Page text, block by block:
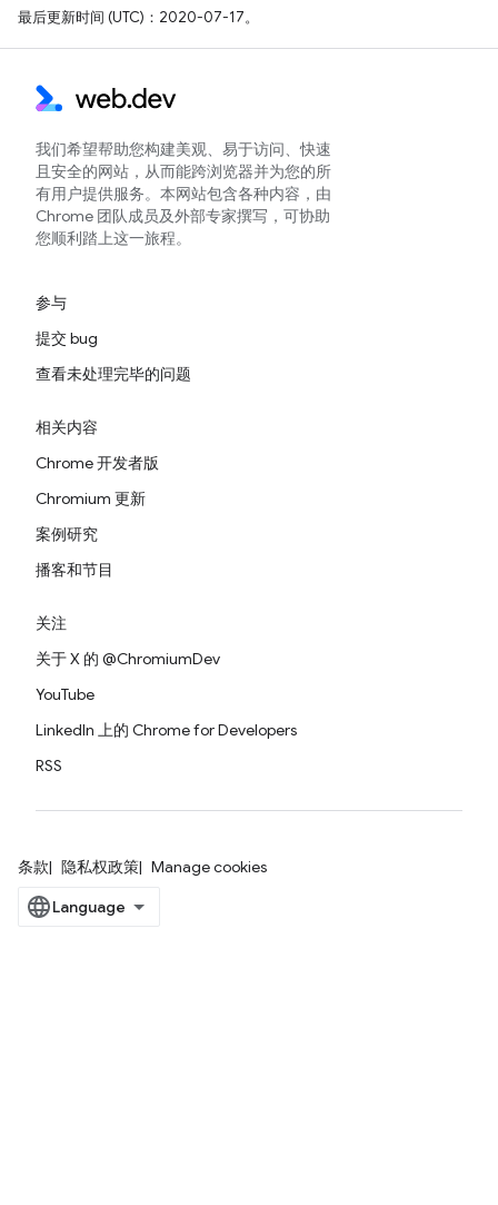
最后更新时间 (UTC)：2020-07-17。
我们希望帮助您构建美观、易于访问、快速
且安全的网站，从而能跨浏览器并为您的所
有用户提供服务。本网站包含各种内容，由
Chrome 团队成员及外部专家撰写，可协助
您顺利踏上这一旅程。
参与
提交 bug
查看未处理完毕的问题
相关内容
Chrome 开发者版
Chromium 更新
案例研究
播客和节目
关注
关于 X 的 @ChromiumDev
YouTube
LinkedIn 上的 Chrome for Developers
RSS
条款 隐私权政策 Manage cookies